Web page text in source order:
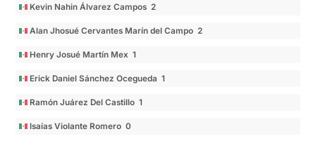
Kevin Nahin Álvarez Campos 2
Alan Jhosué Cervantes Marín del Campo 2
Henry Josué Martín Mex 1
Erick Daniel Sánchez Ocegueda 1
Ramón Juárez Del Castillo 1
Isaías Violante Romero 0